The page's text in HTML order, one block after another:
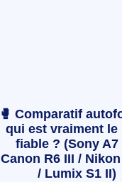
🥊 Comparatif
qui est vraiment le
fiable ? (Sony A7
Canon R6 III / Nikon
/ Lumix S1 II)